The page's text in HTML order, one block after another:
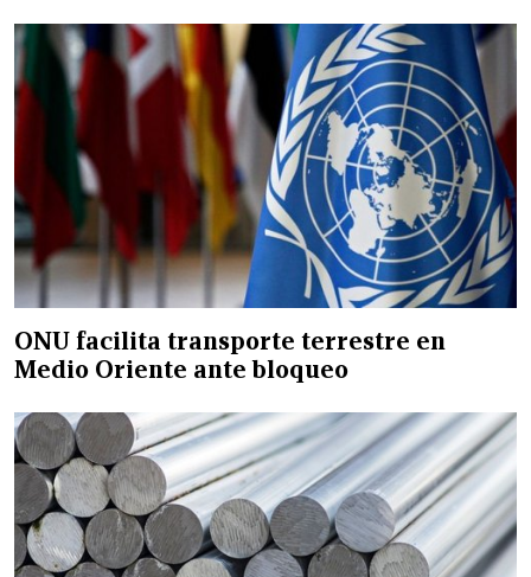
ONU facilita transporte terrestre en
Medio Oriente ante bloqueo